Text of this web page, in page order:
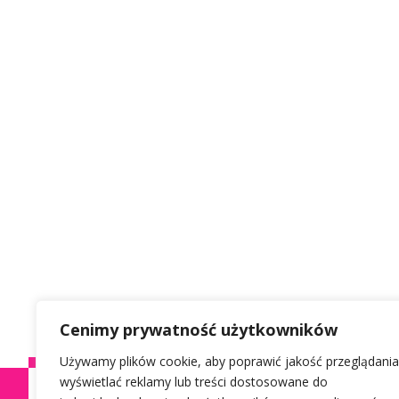
Cenimy prywatność użytkowników
Używamy plików cookie, aby poprawić jakość
wyświetlać reklamy lub treści dostosowane do